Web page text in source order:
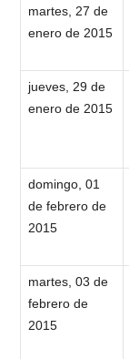
martes, 27 de
enero de 2015
jueves, 29 de
enero de 2015
domingo, 01
de febrero de
2015
martes, 03 de
febrero de
2015